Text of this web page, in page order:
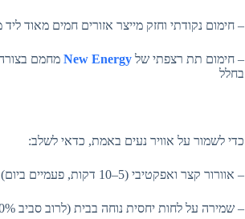
– חימום נקודתי וחזק מייצר אזורים חמים מאוד
– חימום תת רצפתי של New Energy מחמם בצורה
בחלל
כדי לשמור על אוויר נעים באמת, כדאי לשלב:
– אוורור קצר ואפקטיבי (5–10 דקות, פעמיים ביום)
– שמירה על לחות יחסית נוחה בבית (לרוב סביב 40%–60%, בהתאם לתחושה ולתנאי האקלים)